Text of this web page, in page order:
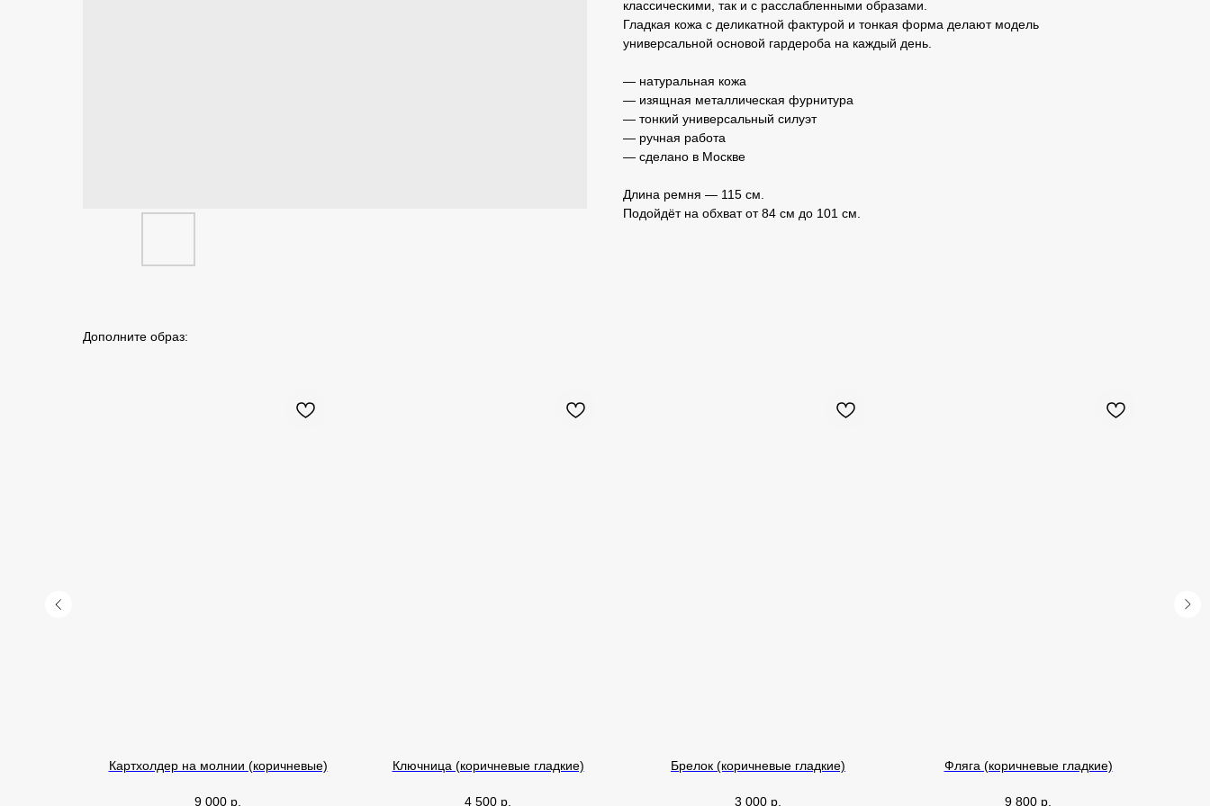
классическими, так и с расслабленными образами.
Гладкая кожа с деликатной фактурой и тонкая форма делают модель
универсальной основой гардероба на каждый день.
— натуральная кожа
— изящная металлическая фурнитура
— тонкий универсальный силуэт
— ручная работа
— сделано в Москве
Длина ремня — 115 см.
Подойдёт на обхват от 84 см до 101 см.
Дополните образ:
Картхолдер на молнии (коричневые)
9 000 р.
Ключница (коричневые гладкие)
4 500 р.
Брелок (коричневые гладкие)
3 000 р.
Фляга (коричневые гладкие)
9 800 р.